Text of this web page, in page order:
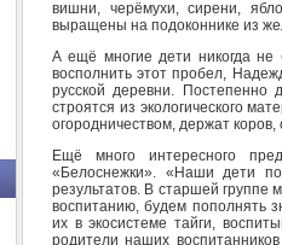
вишни, черёмухи, сирени,
выращены на подоконнике из
А ещё многие дети никогда
восполнить этот пробел,
русской деревни. Постепенно
строятся из экологического
огородничеством, держат
Ещё много интересного
«Белоснежки». «Наши дети
результатов. В старшей группе
воспитанию, будем пополнять
их в экосистеме тайги,
родители наших